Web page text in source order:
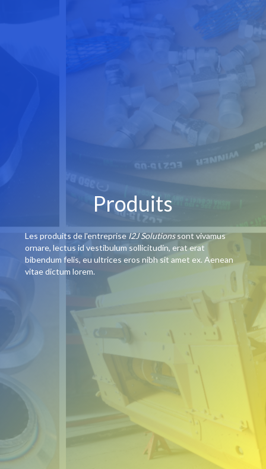
Produits
Les produits de l'entrepriseI2J Solutionssont vivamus
ornare, lectus id vestibulum sollicitudin, erat erat
bibendum felis, eu ultrices eros nibh sit amet ex. Aenean
vitae dictum lorem.